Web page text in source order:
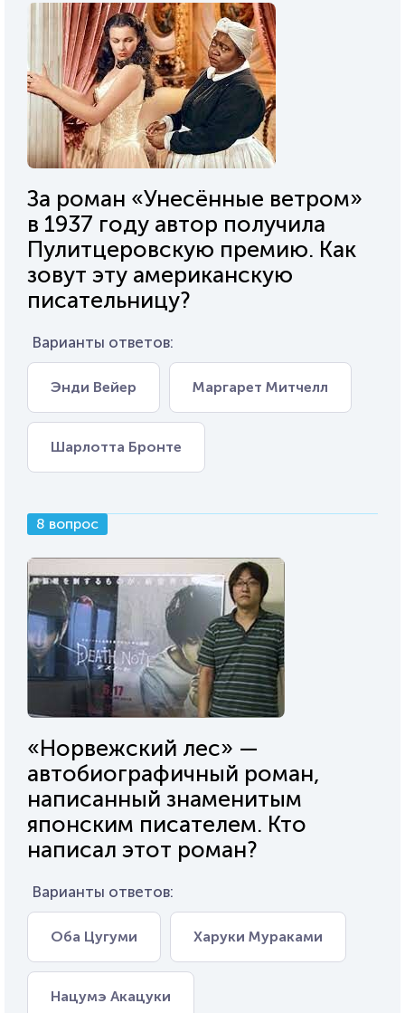
За роман «Унесённые ветром»
в 1937 году автор получила
Пулитцеровскую премию. Как
зовут эту американскую
писательницу?
Варианты ответов:
Энди Вейер Маргарет Митчелл
Шарлотта Бронте
8 вопрос
«Норвежский лес» —
автобиографичный роман,
написанный знаменитым
японским писателем. Кто
написал этот роман?
Варианты ответов:
Оба Цугуми Харуки Мураками
Нацумэ Акацуки